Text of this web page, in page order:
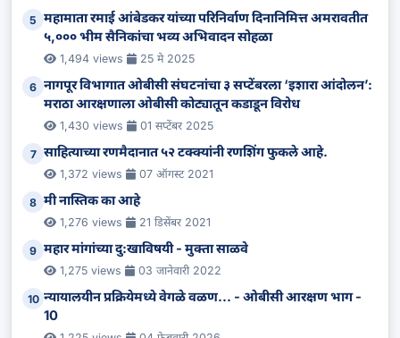
5 महामाता रमाई आंबेडकर यांच्या परिनिर्वाण दिनानिमित्त अमरावतीत
५,००० भीम सैनिकांचा भव्य अभिवादन सोहळा
1,494 views 25 मे 2025
6 नागपूर विभागात ओबीसी संघटनांचा ३ सप्टेंबरला ‘इशारा आंदोलन’:
मराठा आरक्षणाला ओबीसी कोट्यातून कडाडून विरोध
1,430 views 01 सप्टेंबर 2025
7 साहित्याच्या रणमैदानात ५२ टक्क्यांनी रणशिंग फुकले आहे.
1,372 views 07 ऑगस्ट 2021
8 मी नास्तिक का आहे
1,276 views 21 डिसेंबर 2021
9 महार मांगांच्या दु:खाविषयी - मुक्ता साळवे
1,275 views 03 जानेवारी 2022
10 न्यायालयीन प्रक्रियेमध्ये वेगळे वळण... - ओबीसी आरक्षण भाग -
10